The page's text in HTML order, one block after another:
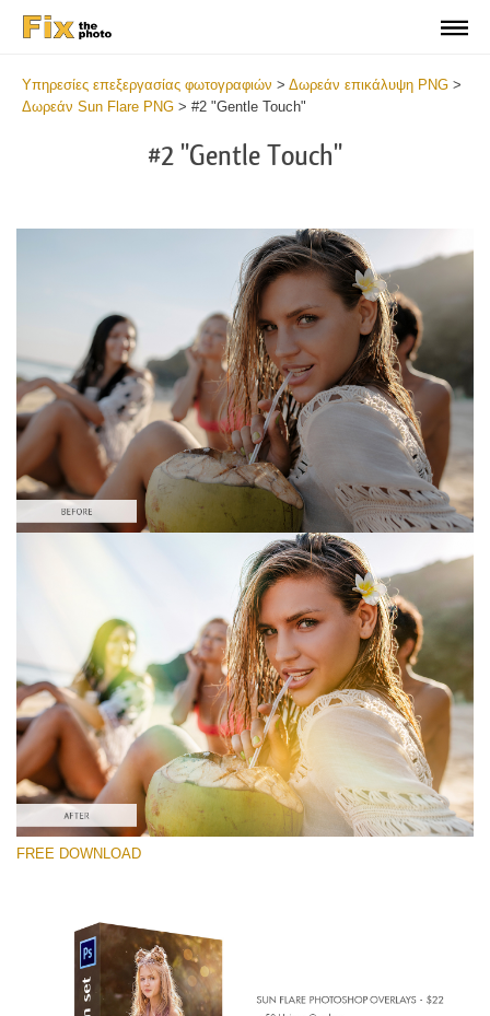
Υπηρεσίες επεξεργασίας φωτογραφιών > Δωρεάν επικάλυψη PNG >
Δωρεάν Sun Flare PNG > #2 "Gentle Touch"
#2 "Gentle Touch"
Please select
Free PNG Overlay #2
Small 800*533px
Sun Flares
(50 Overlays)
Large 6000*4000px
Entire Collection
(1783 Overlays)
FREE DOWNLOAD